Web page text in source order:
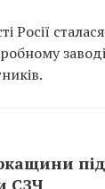
Росії
СЗЧ